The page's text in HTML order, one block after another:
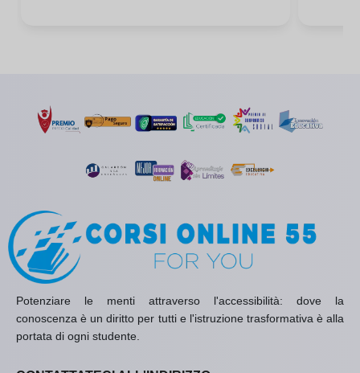
Potenziare le menti attraverso l'accessibilità: dove la
conoscenza è un diritto per tutti e l'istruzione trasformativa è alla
portata di ogni studente.